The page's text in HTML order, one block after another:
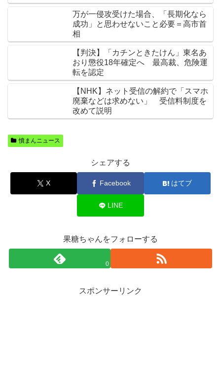
万が一侵攻受けた場合、「長期化なら
成功」と思わせないこと必要＝高市首
相
【判決】「カチンときたけん」東名あ
おり懲役18年確定へ 最高裁、危険運
転を認定
【NHK】ネット受信の解約で「スマホ
廃棄などは求めない」 受信料制度を
改めて説明
憤まんニュース
シェアする
X Facebook はてブ
LINE
果糖ちゃんをフォローする
0
スポンサーリンク